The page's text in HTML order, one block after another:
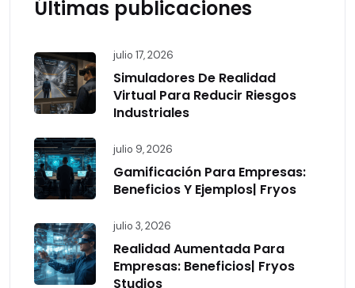
Últimas publicaciones
julio 17, 2026
Simuladores De Realidad
Virtual Para Reducir Riesgos
Industriales
julio 9, 2026
Gamificación Para Empresas:
Beneficios Y Ejemplos| Fryos
julio 3, 2026
Realidad Aumentada Para
Empresas: Beneficios| Fryos
Studios